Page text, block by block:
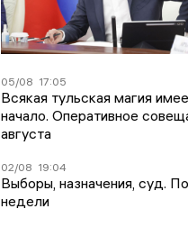
05/08 17:05
Всякая тульская магия
начало. Оперативное
августа
02/08 19:04
Выборы, назначения, суд.
недели